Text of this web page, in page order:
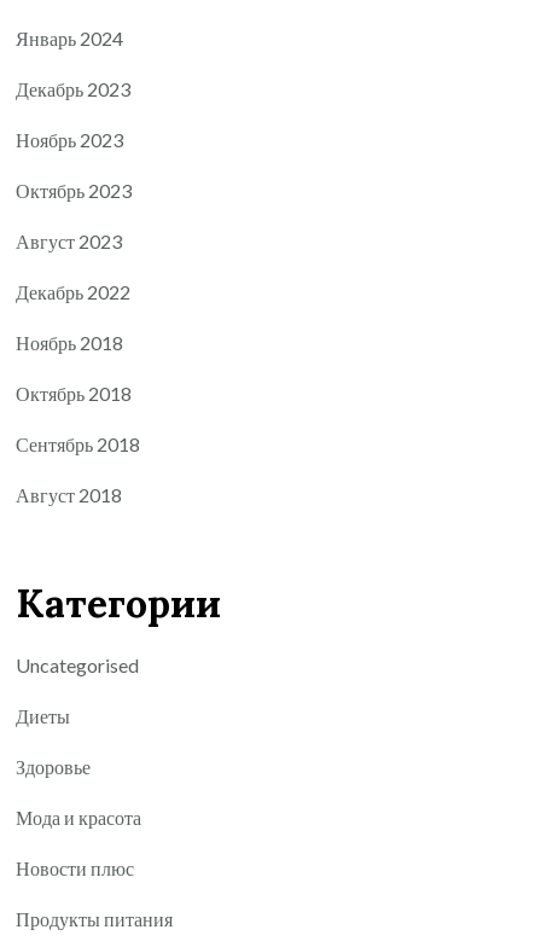
Январь 2024
Декабрь 2023
Ноябрь 2023
Октябрь 2023
Август 2023
Декабрь 2022
Ноябрь 2018
Октябрь 2018
Сентябрь 2018
Август 2018
Категории
Uncategorised
Диеты
Здоровье
Мода и красота
Новости плюс
Продукты питания